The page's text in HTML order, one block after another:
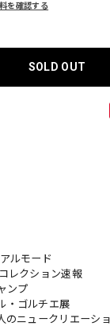
を確認する
SOLD OUT
ルモード
レクション速報
ンプ
・ゴルチエ展
のニュークリエーシ